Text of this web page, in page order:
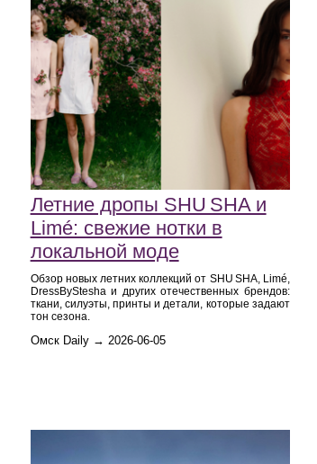
Летние дропы SHU SHA и
Limé: свежие нотки в
локальной моде
Обзор новых летних коллекций от SHU SHA, Limé,
DressByStesha и других отечественных брендов:
ткани, силуэты, принты и детали, которые задают
тон сезона.
Омск Daily → 2026-06-05